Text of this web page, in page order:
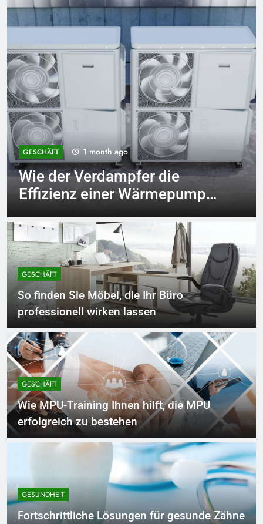
REISEN 2 months ago
Die richtige Wahl treffen:
Unterkunftsmöglichkeiten,
die Ihr Reiseerlebnis
bereichern
GESCHÄFT
So finden Sie Möbel, die Ihr Büro
professionell wirken lassen
GESCHÄFT
Wie MPU-Training Ihnen hilft, die MPU
erfolgreich zu bestehen
GESUNDHEIT
Fortschrittliche Lösungen für gesunde Zähne